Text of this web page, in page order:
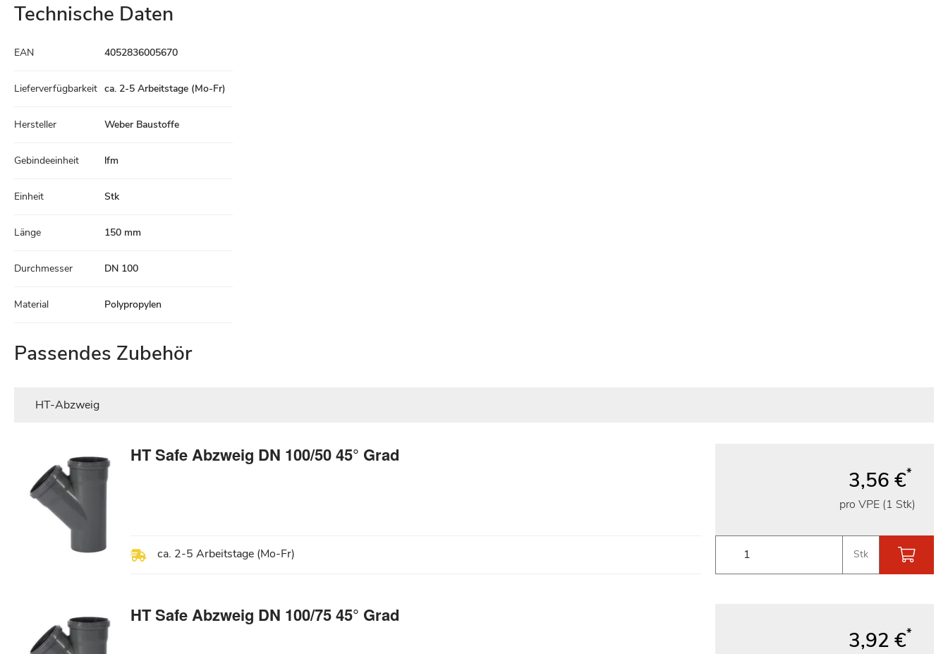
Technische Daten
Daten
EAN 4052836005670
Lieferverfügbarkeit ca. 2-5 Arbeitstage (Mo-Fr)
Hersteller Weber Baustoffe
Gebindeeinheit lfm
Einheit Stk
Länge 150 mm
Durchmesser DN 100
Material Polypropylen
Passendes Zubehör
HT-Abzweig
HT Safe Abzweig DN 100/50 45° Grad
ca. 2-5 Arbeitstage (Mo-Fr)
3,56 €*
pro VPE (1 Stk)
Stk
HT Safe Abzweig DN 100/75 45° Grad
3,92 €*